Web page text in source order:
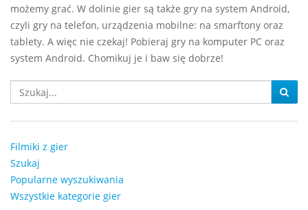
możemy grać. W dolinie gier są także gry na system Android,
czyli gry na telefon, urządzenia mobilne: na smarftony oraz
tablety. A więc nie czekaj! Pobieraj gry na komputer PC oraz
system Android. Chomikuj je i baw się dobrze!
Filmiki z gier
Szukaj
Popularne wyszukiwania
Wszystkie kategorie gier